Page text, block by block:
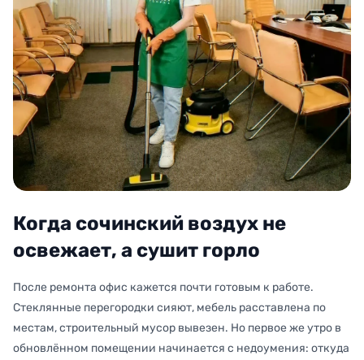
Когда сочинский воздух не
освежает, а сушит горло
После ремонта офис кажется почти готовым к работе.
Стеклянные перегородки сияют, мебель расставлена по
местам, строительный мусор вывезен. Но первое же утро в
обновлённом помещении начинается с недоумения: откуда